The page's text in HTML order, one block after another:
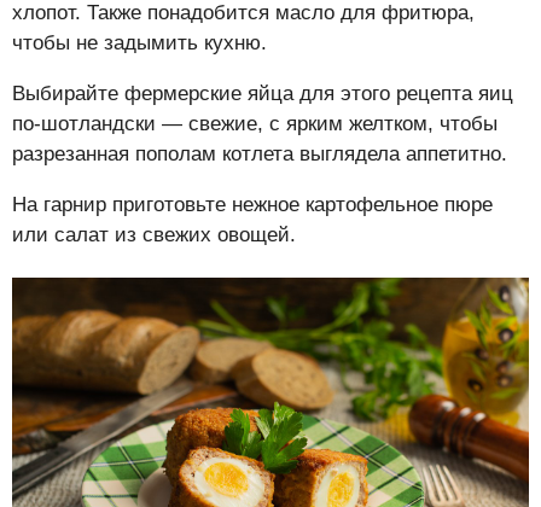
хлопот. Также понадобится масло для фритюра,
чтобы не задымить кухню.
Выбирайте фермерские яйца для этого рецепта яиц
по-шотландски — свежие, с ярким желтком, чтобы
разрезанная пополам котлета выглядела аппетитно.
На гарнир приготовьте нежное картофельное пюре
или салат из свежих овощей.